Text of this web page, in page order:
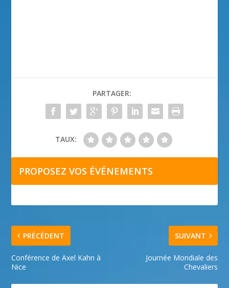
PARTAGER:
TAUX:
PROPOSEZ VOS ÉVÉNEMENTS
PRÉCÉDENT
Conférence de Axel Kahn à
Nice
SUIVANT
Journée Mondiale des
Chevaliers